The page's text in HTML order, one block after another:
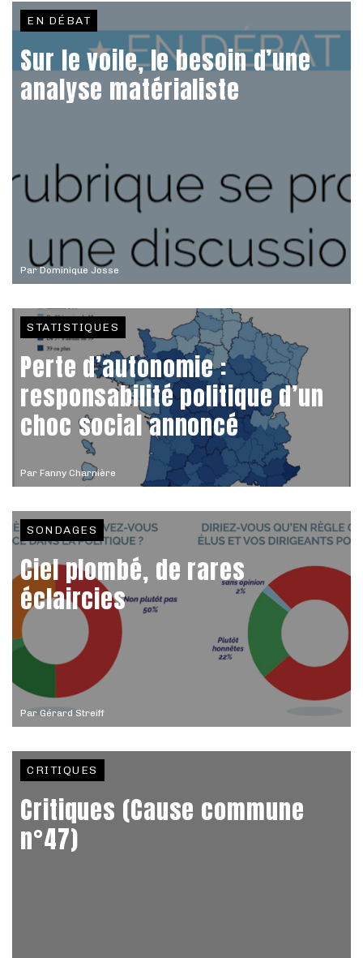
ParDominique Josse
EN DÉBAT
Sur le voile, le besoin d’une
analyse matérialiste
Par Fanny Charnière
STATISTIQUES
Perte d’autonomie :
responsabilité politique d’un
choc social annoncé
Par Gérard Streiff
SONDAGES
Ciel plombé, de rares
éclaircies
CRITIQUES
Critiques (Cause commune
n°47)